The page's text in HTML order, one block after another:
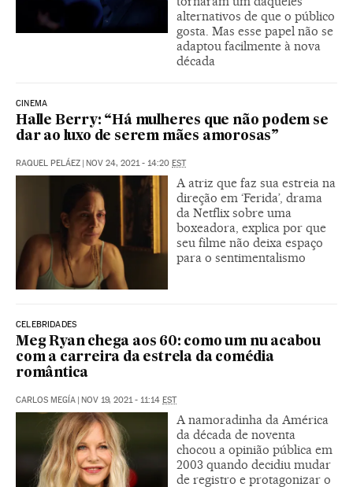
alternativos de que o público
gosta. Mas esse papel não se
adaptou facilmente à nova
década
CINEMA
Halle Berry: “Há mulheres que não podem se
dar ao luxo de serem mães amorosas”
RAQUEL PELÁEZ NOV 24, 2021 - 14:20 EST
A atriz que faz sua estreia na
direção em ‘Ferida’, drama
da Netflix sobre uma
boxeadora, explica por que
seu filme não deixa espaço
para o sentimentalismo
CELEBRIDADES
Meg Ryan chega aos 60: como um nu acabou
com a carreira da estrela da comédia
romântica
CARLOS MEGÍA NOV 19, 2021 - 11:14 EST
A namoradinha da América
da década de noventa
chocou a opinião pública em
2003 quando decidiu mudar
de registro e protagonizar o